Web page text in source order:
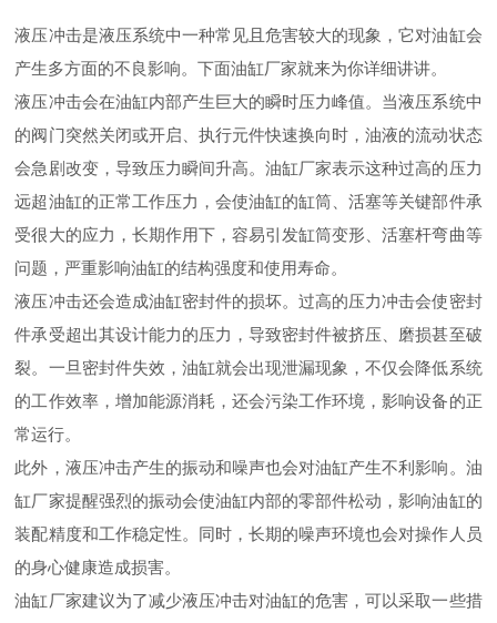
液压冲击是液压系统中一种常见且危害较大的现象，它对油缸会
产生多方面的不良影响。下面油缸厂家就来为你详细讲讲。
液压冲击会在油缸内部产生巨大的瞬时压力峰值。当液压系统中
的阀门突然关闭或开启、执行元件快速换向时，油液的流动状态
会急剧改变，导致压力瞬间升高。油缸厂家表示这种过高的压力
远超油缸的正常工作压力，会使油缸的缸筒、活塞等关键部件承
受很大的应力，长期作用下，容易引发缸筒变形、活塞杆弯曲等
问题，严重影响油缸的结构强度和使用寿命。
液压冲击还会造成油缸密封件的损坏。过高的压力冲击会使密封
件承受超出其设计能力的压力，导致密封件被挤压、磨损甚至破
裂。一旦密封件失效，油缸就会出现泄漏现象，不仅会降低系统
的工作效率，增加能源消耗，还会污染工作环境，影响设备的正
常运行。
此外，液压冲击产生的振动和噪声也会对油缸产生不利影响。油
缸厂家提醒强烈的振动会使油缸内部的零部件松动，影响油缸的
装配精度和工作稳定性。同时，长期的噪声环境也会对操作人员
的身心健康造成损害。
油缸厂家建议为了减少液压冲击对油缸的危害，可以采取一些措